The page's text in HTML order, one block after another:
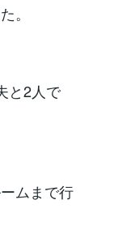
。
と2人で
ムまで行